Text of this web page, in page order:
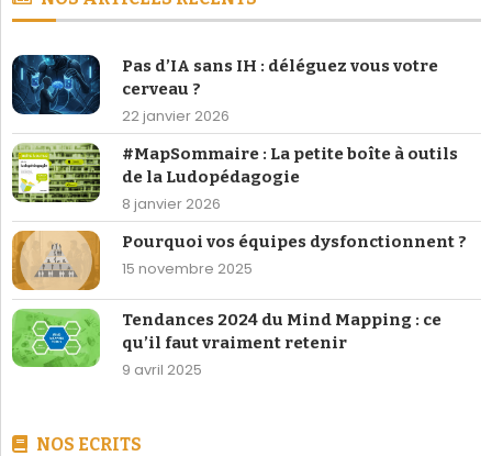
Pas d’IA sans IH : déléguez vous votre
cerveau ?
22 janvier 2026
#MapSommaire : La petite boîte à outils
de la Ludopédagogie
8 janvier 2026
Pourquoi vos équipes dysfonctionnent ?
15 novembre 2025
Tendances 2024 du Mind Mapping : ce
qu’il faut vraiment retenir
9 avril 2025
NOS ECRITS